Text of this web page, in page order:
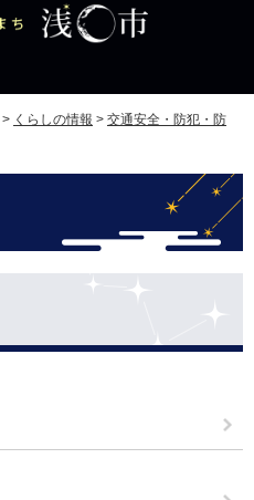
> くらしの情報 > 交通安全・防犯・防